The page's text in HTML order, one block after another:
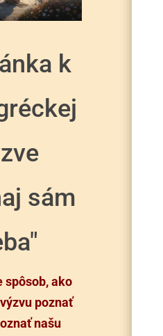
k
sám
spôsob, ako
poznať
našu